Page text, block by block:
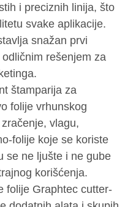
i preciznih linija, što
svake aplikacije.
snažan prvi
rešenjem za
štamparija za
folije vrhunskog
vlagu,
folije koje se koriste
se ne ljušte i ne gube
korišćenja.
folije Graphtec cutter-